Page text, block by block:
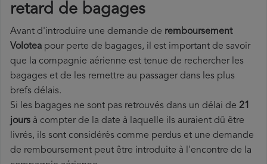
retard de bagages
Avant d'introduire une demande de remboursement
Volotea pour perte de bagages, il est important de savoir
que la compagnie aérienne est tenue de rechercher les
bagages et de les remettre au passager dans les plus
brefs délais.
Si les bagages ne sont pas retrouvés dans un délai de 21
jours à compter de la date à laquelle ils auraient dû être
livrés, ils sont considérés comme perdus et une demande
de remboursement peut être introduite à l'encontre de la